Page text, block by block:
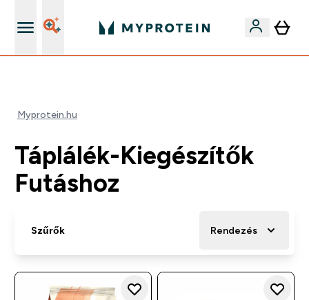
Myprotein.hu
Táplálék-Kiegészítők
Futáshoz
Szűrők Rendezés